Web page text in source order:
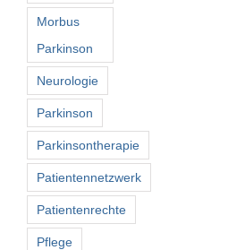
Morbus
Parkinson
Neurologie
Parkinson
Parkinsontherapie
Patientennetzwerk
Patientenrechte
Pflege